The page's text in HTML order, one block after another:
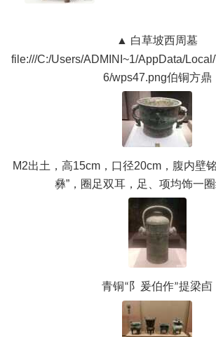
▲ 白草坡西周墓
file:///C:/Users/ADMINI~1/AppData/
6/wps47.png伯铜方鼎
M2出土，高15cm，口径20cm，腹内壁
彝”，圈足双耳，足、项均饰一圈
青铜“ 阝爰伯作”提梁卣